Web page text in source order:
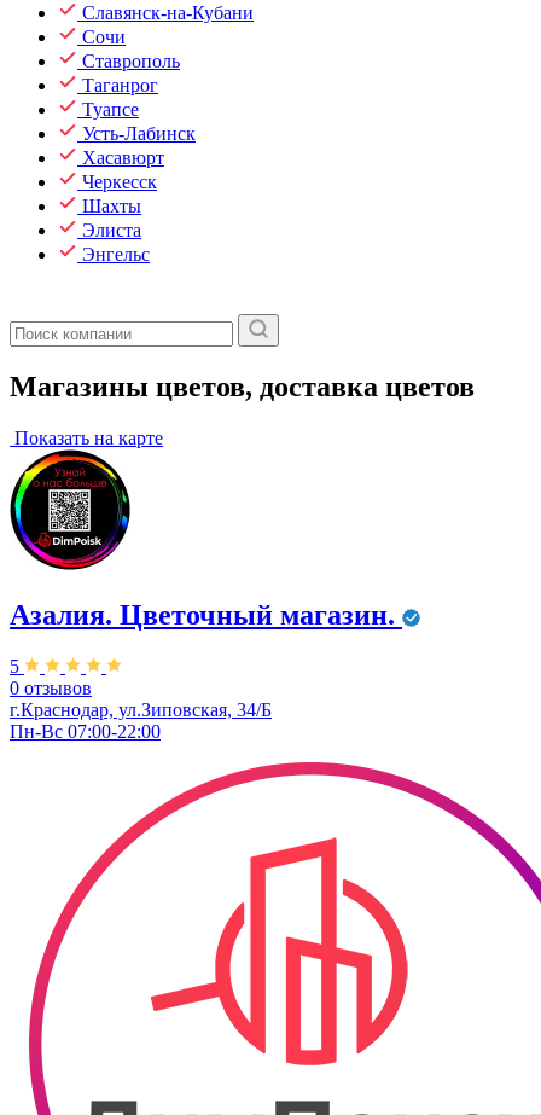
Славянск-на-Кубани
Сочи
Ставрополь
Таганрог
Туапсе
Усть-Лабинск
Хасавюрт
Черкесск
Шахты
Элиста
Энгельс
Магазины цветов, доставка цветов
Показать на карте
Азалия. Цветочный магазин.
5
0 отзывов
г.Краснодар, ул.​Зиповская, 34/Б
Пн-Вс 07:00-22:00